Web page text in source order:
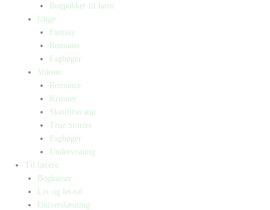
Bogpakker til børn
Unge
Fantasy
Romaner
Fagbøger
Voksne
Romance
Krimier
Skønlitteratur
True Stories
Fagbøger
Undervisning
Til lærere
Bogkasser
Lix og let-tal
Universlæsning